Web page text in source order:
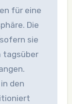
für eine
Die
sie
tagsüber
den